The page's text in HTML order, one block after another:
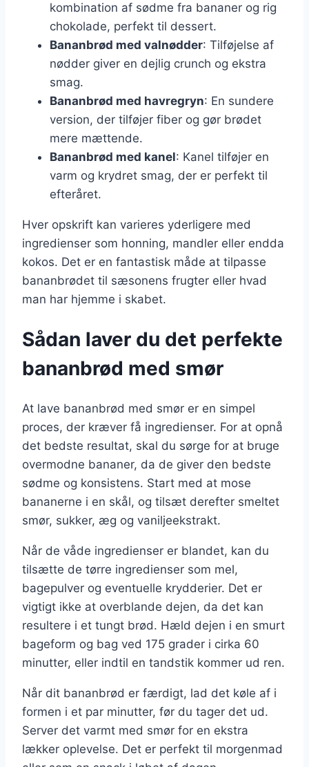
kombination af sødme fra bananer og rig
chokolade, perfekt til dessert.
Bananbrød med valnødder: Tilføjelse af
nødder giver en dejlig crunch og ekstra
smag.
Bananbrød med havregryn: En sundere
version, der tilføjer fiber og gør brødet
mere mættende.
Bananbrød med kanel: Kanel tilføjer en
varm og krydret smag, der er perfekt til
efteråret.
Hver opskrift kan varieres yderligere med
ingredienser som honning, mandler eller endda
kokos. Det er en fantastisk måde at tilpasse
bananbrødet til sæsonens frugter eller hvad
man har hjemme i skabet.
Sådan laver du det perfekte
bananbrød med smør
At lave bananbrød med smør er en simpel
proces, der kræver få ingredienser. For at opnå
det bedste resultat, skal du sørge for at bruge
overmodne bananer, da de giver den bedste
sødme og konsistens. Start med at mose
bananerne i en skål, og tilsæt derefter smeltet
smør, sukker, æg og vaniljeekstrakt.
Når de våde ingredienser er blandet, kan du
tilsætte de tørre ingredienser som mel,
bagepulver og eventuelle krydderier. Det er
vigtigt ikke at overblande dejen, da det kan
resultere i et tungt brød. Hæld dejen i en smurt
bageform og bag ved 175 grader i cirka 60
minutter, eller indtil en tandstik kommer ud ren.
Når dit bananbrød er færdigt, lad det køle af i
formen i et par minutter, før du tager det ud.
Server det varmt med smør for en ekstra
lækker oplevelse. Det er perfekt til morgenmad